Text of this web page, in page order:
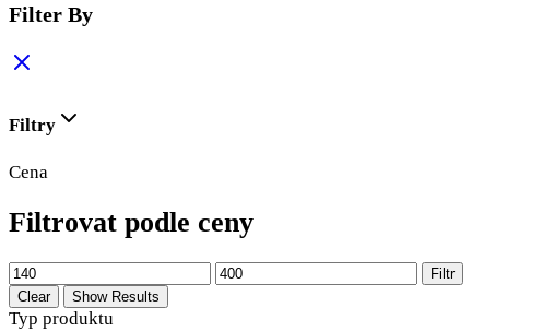
Filter By
Filtry
Cena
Filtrovat podle ceny
Minimální
cena
Maximální
Filtr
Clear
Show Results
Typ produktu